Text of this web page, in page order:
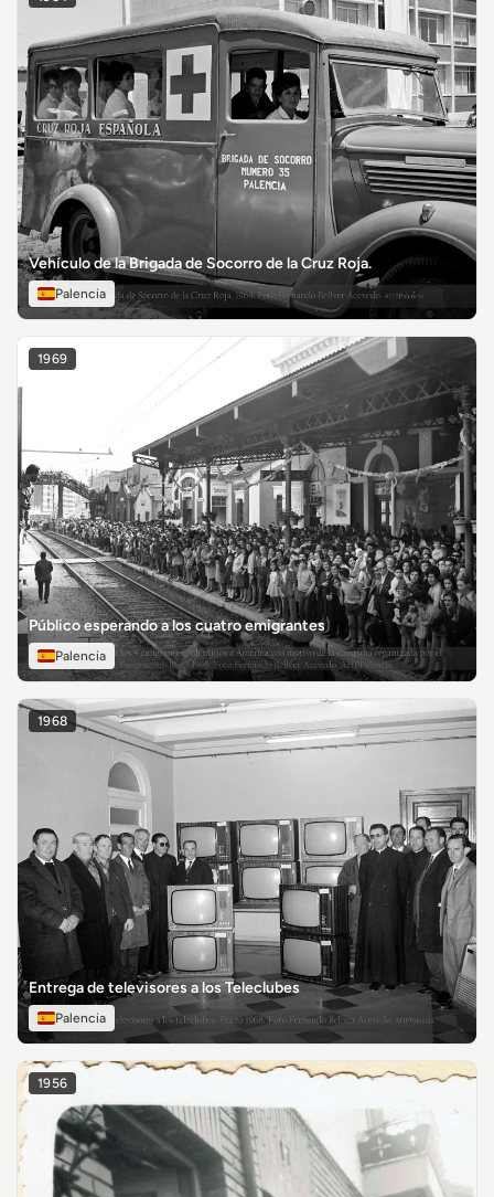
Vehículo de la Brigada de Socorro de la Cruz Roja.
Palencia
1969
Público esperando a los cuatro emigrantes
Palencia
1968
Entrega de televisores a los Teleclubes
Palencia
1956